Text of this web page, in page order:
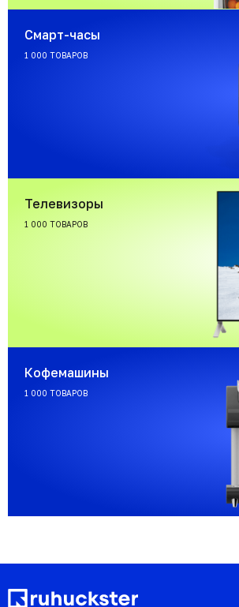
Смарт-часы
1 000 ТОВАРОВ
Телевизоры
1 000 ТОВАРОВ
Кофемашины
1 000 ТОВАРОВ